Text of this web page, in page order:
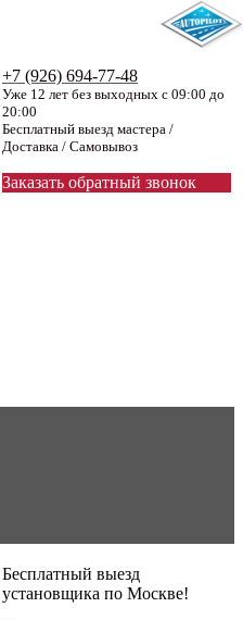
+7 (926) 694-77-48
Уже 12 лет без выходных с 09:00 до
20:00
Бесплатный выезд мастера /
Доставка / Самовывоз
Заказать обратный звонок
Бесплатный выезд
установщика по Москве!